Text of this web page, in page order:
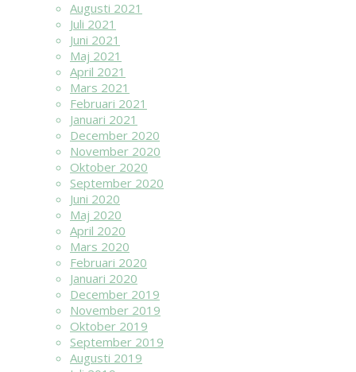
Augusti 2021
Juli 2021
Juni 2021
Maj 2021
April 2021
Mars 2021
Februari 2021
Januari 2021
December 2020
November 2020
Oktober 2020
September 2020
Juni 2020
Maj 2020
April 2020
Mars 2020
Februari 2020
Januari 2020
December 2019
November 2019
Oktober 2019
September 2019
Augusti 2019